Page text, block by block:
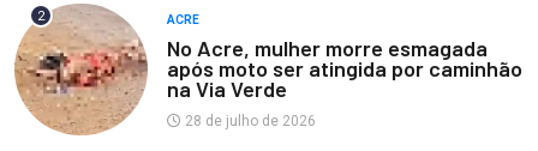
2 ACRE
No Acre, mulher morre esmagada
após moto ser atingida por caminhão
na Via Verde
28 de julho de 2026